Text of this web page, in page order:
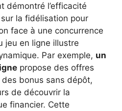
démontré l’efficacité
la fidélisation pour
face à une concurrence
jeu en ligne illustre
Par exemple, un
propose des offres
bonus sans dépôt,
de découvrir la
financier. Cette